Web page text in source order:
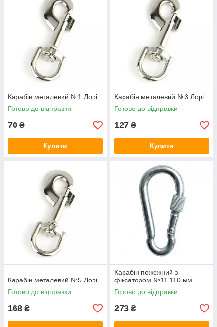
Карабін металевий №1 Лорі
Готово до відправки
70 ₴
Купити
Карабін металевий №3 Лорі
Готово до відправки
127 ₴
Купити
Карабін металевий №5 Лорі
Готово до відправки
168 ₴
Карабін пожежний з
фіксатором №11 110 мм
Готово до відправки
273 ₴